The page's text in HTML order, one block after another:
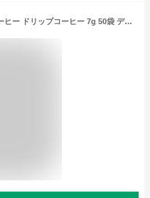
UCC おいしいカフェインレスコーヒー ドリップコーヒー 7g 50袋 デカフェ ノンカフェイン レギュラー(ドリップ)